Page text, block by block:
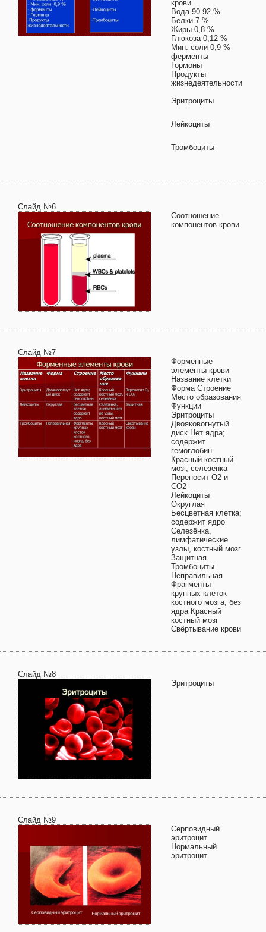
крови
Вода 90-92 %
Белки 7 %
Жиры 0,8 %
Глюкоза 0,12 %
Мин. соли 0,9 %
ферменты
Гормоны
Продукты
жизнедеятельности
Эритроциты
Лейкоциты
Тромбоциты
Слайд №6
Соотношение
компонентов крови
Слайд №7
Форменные
элементы крови
Название клетки
Форма Строение
Место образования
Функции
Эритроциты
Двояковогнутый
диск Нет ядра;
содержит
гемоглобин
Красный костный
мозг, селезёнка
Переносит О2 и
СО2
Лейкоциты
Округлая
Бесцветная клетка;
содержит ядро
Селезёнка,
лимфатические
узлы, костный мозг
Защитная
Тромбоциты
Неправильная
Фрагменты
крупных клеток
костного мозга, без
ядра Красный
костный мозг
Свёртывание крови
Слайд №8
Эритроциты
Слайд №9
Серповидный
эритроцит
Нормальный
эритроцит